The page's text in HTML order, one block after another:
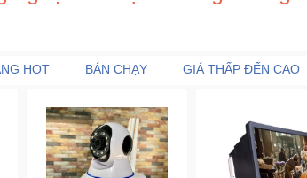
HOT BÁN CHẠY GIÁ THẤP ĐẾN CAO